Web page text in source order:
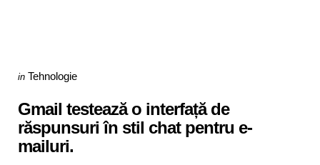
Categories
Posted
in Tehnologie
Gmail testează o interfață de
răspunsuri în stil chat pentru e-
mailuri.